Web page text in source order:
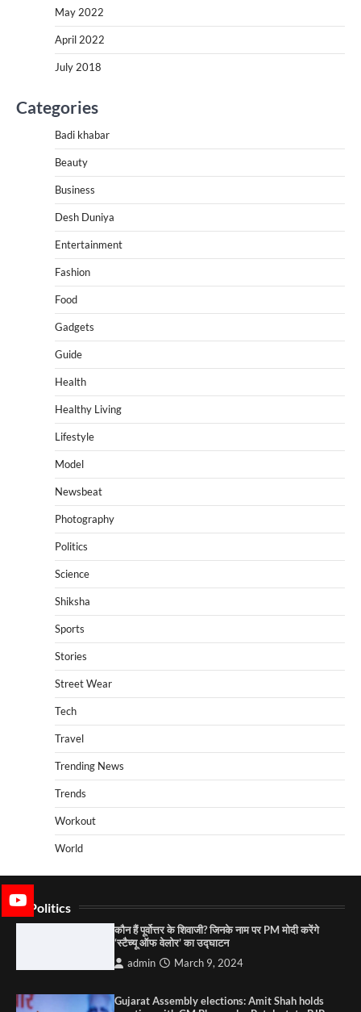
May 2022
April 2022
July 2018
Categories
Badi khabar
Beauty
Business
Desh Duniya
Entertainment
Fashion
Food
Gadgets
Guide
Health
Healthy Living
Lifestyle
Model
Newsbeat
Photography
Politics
Science
Shiksha
Sports
Stories
Street Wear
Tech
Travel
Trending News
Trends
Workout
World
Politics
कौन हैं पूर्वोत्तर के शिवाजी? जिनके नाम पर PM मोदी करेंगे
‘स्टैच्यू ऑफ वेलोर’ का उद्घाटन
admin March 9, 2024
Gujarat Assembly elections: Amit Shah holds